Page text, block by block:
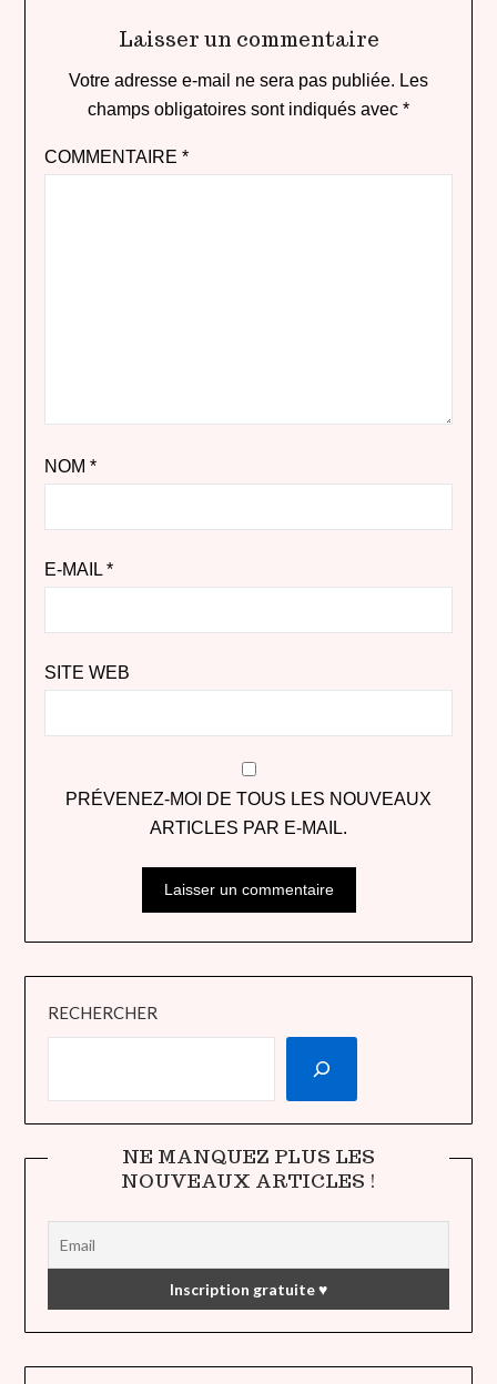
Laisser un commentaire
Votre adresse e-mail ne sera pas publiée. Les
champs obligatoires sont indiqués avec *
COMMENTAIRE *
NOM *
E-MAIL *
SITE WEB
PRÉVENEZ-MOI DE TOUS LES NOUVEAUX
ARTICLES PAR E-MAIL.
RECHERCHER
NE MANQUEZ PLUS LES
NOUVEAUX ARTICLES !